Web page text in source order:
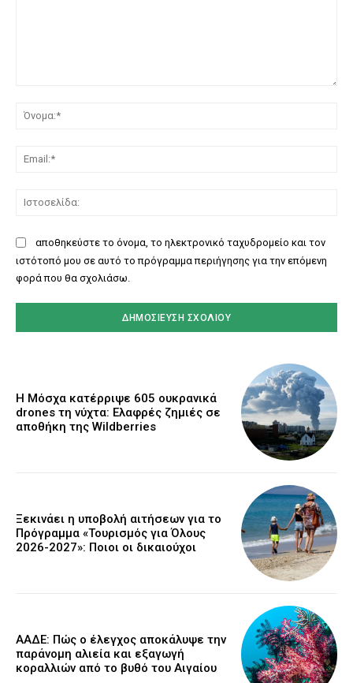
αποθηκεύστε το όνομα, το ηλεκτρονικό ταχυδρομείο και τον
ιστότοπό μου σε αυτό το πρόγραμμα περιήγησης για την επόμενη
φορά που θα σχολιάσω.
Η Μόσχα κατέρριψε 605 ουκρανικά
drones τη νύχτα: Ελαφρές ζημιές σε
αποθήκη της Wildberries
Ξεκινάει η υποβολή αιτήσεων για το
Πρόγραμμα «Τουρισμός για Όλους
2026-2027»: Ποιοι οι δικαιούχοι
ΑΑΔΕ: Πώς ο έλεγχος αποκάλυψε την
παράνομη αλιεία και εξαγωγή
κοραλλιών από το βυθό του Αιγαίου